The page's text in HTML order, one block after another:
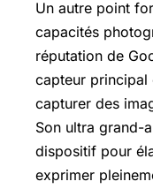
Un autre point
capacités
réputation de
capteur principal
capturer des
Son ultra grand-
dispositif pour
exprimer